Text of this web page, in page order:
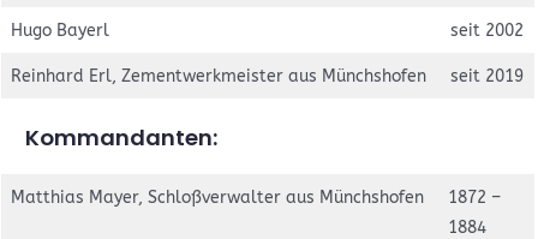
Hugo Bayerl seit 2002
Reinhard Erl, Zementwerkmeister aus Münchshofen seit 2019
Kommandanten:
Matthias Mayer, Schloßverwalter aus Münchshofen
1872 –
1884